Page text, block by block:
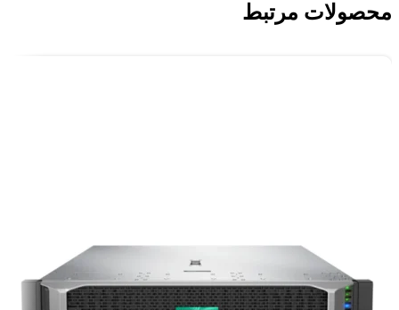
محصولات مرتبط